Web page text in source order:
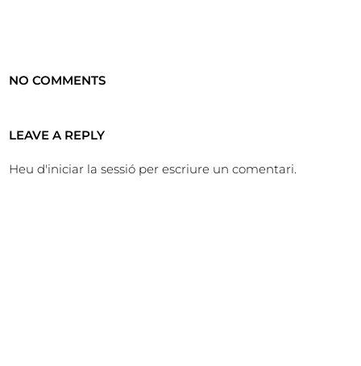
NO COMMENTS
LEAVE A REPLY
Heu d'iniciar la sessió per escriure un comentari.